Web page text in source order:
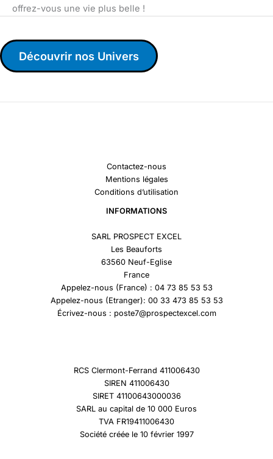
offrez-vous une vie plus belle !
Découvrir nos Univers
Contactez-nous
Mentions légales
Conditions d’utilisation
INFORMATIONS
SARL PROSPECT EXCEL
Les Beauforts
63560 Neuf-Eglise
France
Appelez-nous (France) : 04 73 85 53 53
Appelez-nous (Etranger): 00 33 473 85 53 53
Écrivez-nous : poste7@prospectexcel.com
RCS Clermont-Ferrand 411006430
SIREN 411006430
SIRET 41100643000036
SARL au capital de 10 000 Euros
TVA FR19411006430
Société créée le 10 février 1997